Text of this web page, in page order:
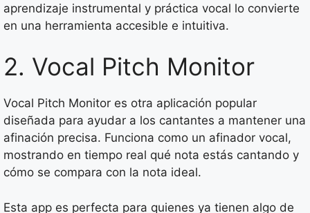
aprendizaje instrumental y práctica vocal lo convierte
en una herramienta accesible e intuitiva.
2. Vocal Pitch Monitor
Vocal Pitch Monitor es otra aplicación popular
diseñada para ayudar a los cantantes a mantener una
afinación precisa. Funciona como un afinador vocal,
mostrando en tiempo real qué nota estás cantando y
cómo se compara con la nota ideal.
Esta app es perfecta para quienes ya tienen algo de